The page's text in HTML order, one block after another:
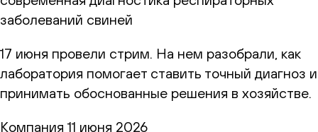
заболеваний свиней
17 июня провели стрим. На нем разобрали, как
лаборатория помогает ставить точный диагноз и
принимать обоснованные решения в хозяйстве.
Компания 11 июня 2026